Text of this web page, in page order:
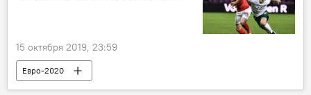
15 октября 2019, 23:59
Евро-2020